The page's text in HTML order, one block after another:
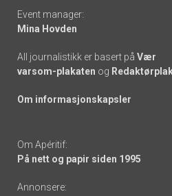
Event manager:
Mina Hovden
All journalistikk er basert på Vær
varsom-plakaten og
Om informasjonskapsler
Om Apéritif:
På nett og papir siden 1995
Annonsere: